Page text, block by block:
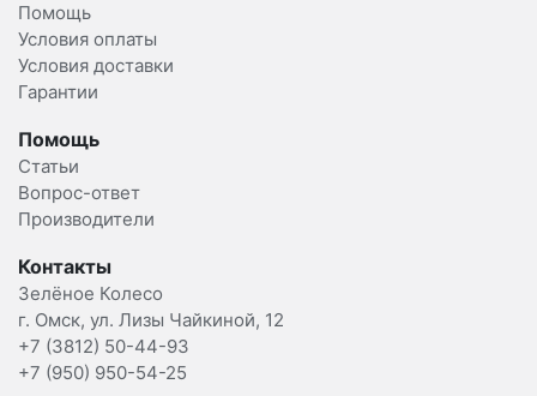
Помощь
Условия оплаты
Условия доставки
Гарантии
Помощь
Статьи
Вопрос-ответ
Производители
Контакты
Зелёное Колесо
г. Омск, ул. Лизы Чайкиной, 12
+7 (3812) 50-44-93
+7 (950) 950-54-25